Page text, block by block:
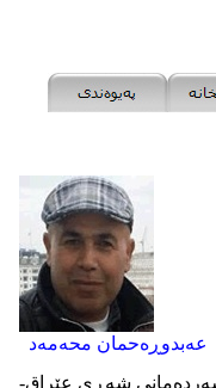
عەبدوڕەحمان محەمەد
شەڕی عێراق-